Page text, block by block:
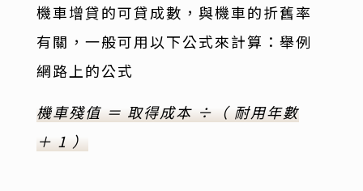
機車增貸的可貸成數，與機車的折舊率
有關，一般可用以下公式來計算：舉例
網路上的公式
機車殘值 ＝ 取得成本 ÷（ 耐用年數
＋ 1 ）